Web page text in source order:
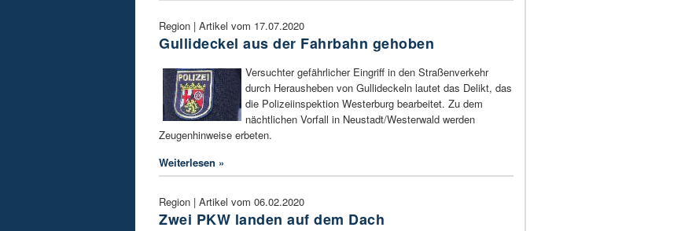
Region | Artikel vom 17.07.2020
Gullideckel aus der Fahrbahn gehoben
Versuchter gefährlicher Eingriff in den Straßenverkehr
durch Herausheben von Gullideckeln lautet das Delikt, das
die Polizeiinspektion Westerburg bearbeitet. Zu dem
nächtlichen Vorfall in Neustadt/Westerwald werden
Zeugenhinweise erbeten.
Weiterlesen »
Region | Artikel vom 06.02.2020
Zwei PKW landen auf dem Dach